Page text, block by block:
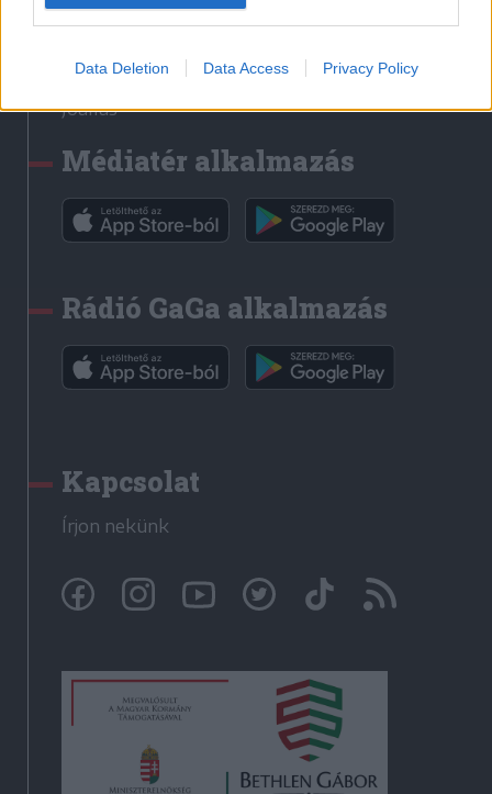
Data Deletion Data Access Privacy Policy
Főtér
Rádió GaGa
Jóállás
Médiatér alkalmazás
Rádió GaGa alkalmazás
Kapcsolat
Írjon nekünk